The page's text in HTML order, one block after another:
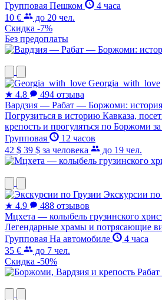
Групповая Пешком
4 часа
10 €
до 20 чел.
Скидка -7%
Без предоплаты
Georgia_with_love
★ 4.8
494 отзыва
Вардзия — Рабат — Боржоми:
Погрузиться в историю Кавказа,
крепость и прогуляться по Боржоми
Групповая
12 часов
42 $ 39 $ за человека до 19 чел.
Экскурсии по
★ 4.9
488 отзывов
Мцхета — колыбель грузинского
Легендарные храмы и потрясающие
Групповая На автомобиле
4 часа
35 €
до 7 чел.
Скидка -50%